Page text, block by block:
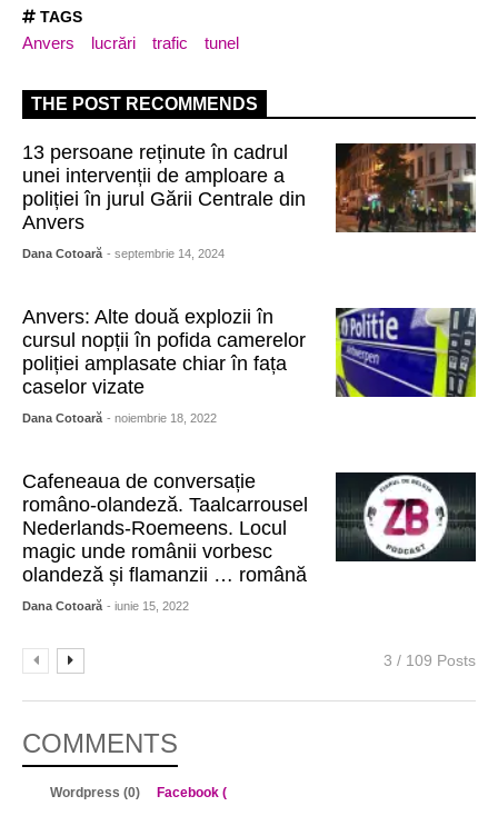
TAGS
Anvers lucrări trafic tunel
THE POST RECOMMENDS
13 persoane reținute în cadrul
unei intervenții de amploare a
poliției în jurul Gării Centrale din
Anvers
Dana Cotoară - septembrie 14, 2024
Anvers: Alte două explozii în
cursul nopții în pofida camerelor
poliției amplasate chiar în fața
caselor vizate
Dana Cotoară - noiembrie 18, 2022
Cafeneaua de conversație
româno-olandeză. Taalcarrousel
Nederlands-Roemeens. Locul
magic unde românii vorbesc
olandeză și flamanzii … română
Dana Cotoară - iunie 15, 2022
3 / 109 Posts
COMMENTS
Wordpress (0) Facebook (